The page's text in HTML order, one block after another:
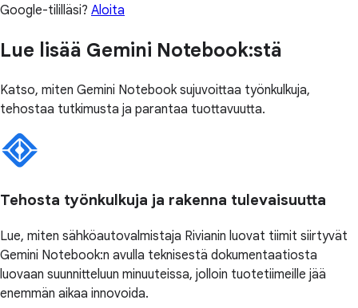
Google-tililläsi? Aloita
Lue lisää Gemini Notebook:stä
Katso, miten Gemini Notebook sujuvoittaa työnkulkuja,
tehostaa tutkimusta ja parantaa tuottavuutta.
Tehosta työnkulkuja ja rakenna tulevaisuutta
Lue, miten sähköautovalmistaja Rivianin luovat tiimit siirtyvät
Gemini Notebook:n avulla teknisestä dokumentaatiosta
luovaan suunnitteluun minuuteissa, jolloin tuotetiimeille jää
enemmän aikaa innovoida.